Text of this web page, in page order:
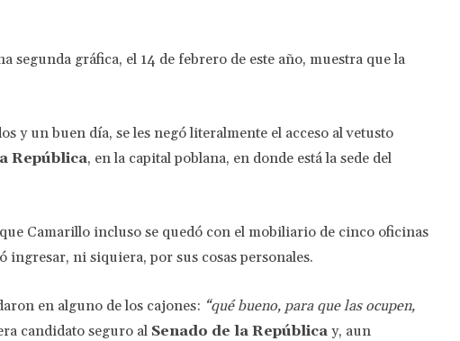
segunda gráfica, el 14 de febrero de este año, muestra que la
y un buen día, se les negó literalmente el acceso al vetusto
República, en la capital poblana, en donde está la sede del
Camarillo incluso se quedó con el mobiliario de cinco oficinas
ingresar, ni siquiera, por sus cosas personales.
en alguno de los cajones: “qué bueno, para que las ocupen,
candidato seguro al Senado de la República y, aun